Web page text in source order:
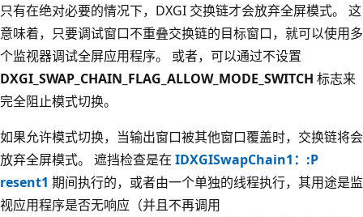
只有在绝对必要的情况下，DXGI 交换链才会放弃全屏模式。 这
意味着，只要调试窗口不重叠交换链的目标窗口，就可以使用多
个监视器调试全屏应用程序。 或者，可以通过不设置
DXGI_SWAP_CHAIN_FLAG_ALLOW_MODE_SWITCH 标志来
完全阻止模式切换。
如果允许模式切换，当输出窗口被其他窗口覆盖时，交换链将会
放弃全屏模式。 遮挡检查是在 IDXGISwapChain1：:P
resent1 期间执行的，或者由一个单独的线程执行，其用途是监
视应用程序是否无响应（并且不再调用